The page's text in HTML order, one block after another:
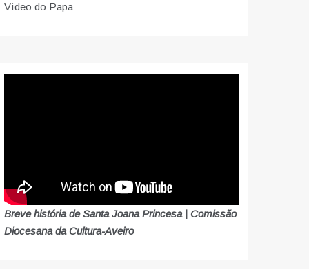
Vídeo do Papa
Breve história de Santa Joana Princesa | Comissão
Diocesana da Cultura-Aveiro